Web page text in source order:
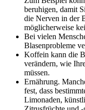
beruhigen, damit
die Nerven in der
möglicherweise
Bei vielen
Blasenprobleme
Koffein kann die
verändern, wie
müssen.
Ernährung.
fest, dass
Limonaden,